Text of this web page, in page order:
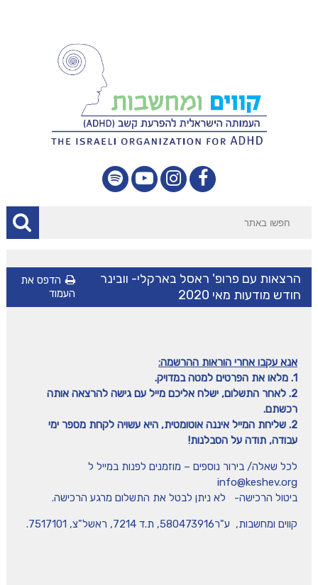
הרצאות עם פרופ' ראסל בארקלי- וובינר
חודש מודעות מאי 2020
הדפס את
העמוד
אנא עקבו אחרי הוראות ההרשמה:
2. לאחר התשלום, ישלח אליכם מייל עם גישה להרצאה אותה
רכשתם.
2. שליחת המייל איננה אוטומטית, היא עשויה לקחת מספר ימי
עבודה, תודה על הסבלנות!
לכל שאלה/ בירור נוספים – מוזמנים לפנות במייל ל
info@keshev.org
ביטול הרכישה- לא ניתן לבטל את התשלום מרגע הרכישה.
קווים ומחשבות, ע"ר580473916, ת.ד 7214, ראשל"צ, 7517101.